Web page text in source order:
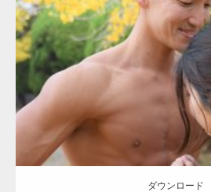
Update:
Category:公園のマッチョ その他
筋
ダウンロード
【YouTube】マッ
ギネス世界記録…